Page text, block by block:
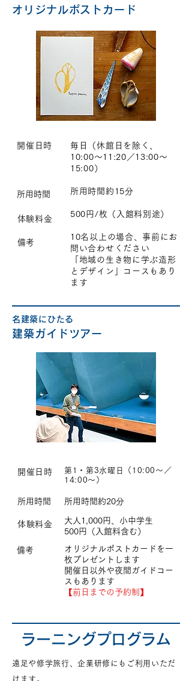
オリジナルポストカード
開催日時
所用時間
​体験料金
​備考
毎日（休館日を除く、
10:00～11:20／13:00～
15:00）
所用時間約15分
500円/枚（入館料別途）
10名以上の場合、事前にお
問い合わせください
「地域の生き物に学ぶ造形
とデザイン」コースもあり
ます
名建築にひたる
建築ガイドツアー
開催日時​
第1・第3水曜日（10:00～／
14:00～）​​
所用時間 所用時間約20分
体験料金
大人1,000円、小中学生
500円（入館料含む）​
​備考
オリジナルポストカードを一
枚プレゼントします
開催日以外や夜間ガイドコー
スもあります​
【前日までの予約制】
ラーニングプログラム
遠足や修学旅行、企業研修にもご利用いただ
けます。